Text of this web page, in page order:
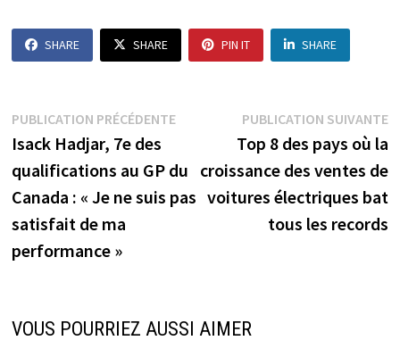
SHARE SHARE PIN IT SHARE
Navigation
de
l’article
PUBLICATION PRÉCÉDENTEPublication
précédente :
Isack Hadjar, 7e des
qualifications au GP du
Canada : « Je ne suis pas
satisfait de ma
performance »
PUBLICATION SUIVANTE
Top 8 des pays où la
croissance des ventes de
voitures électriques bat
tous les records
VOUS POURRIEZ AUSSI AIMER